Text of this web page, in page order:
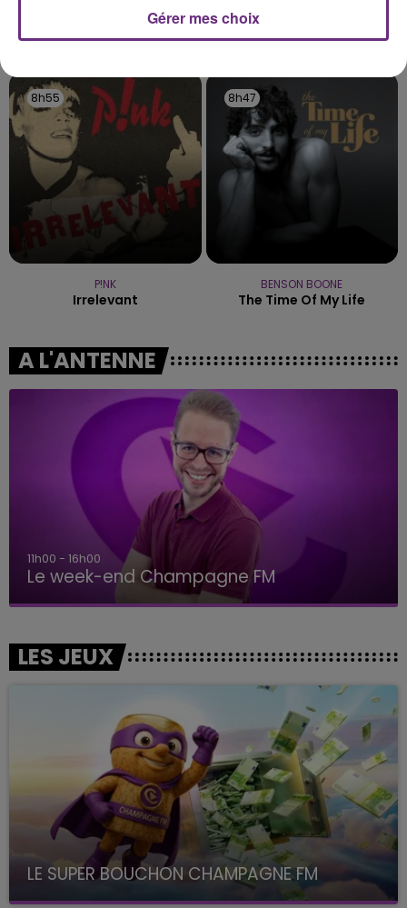
SHAKIRA FEAT. BURNA BOY PIERRE DE MAERE
8h55
8h55
P!NK
Irrelevant
8h47
8h47
BENSON BOONE
The Time Of My Life
A L'ANTENNE
11h00 - 16h00
Le week-end Champagne FM
LES JEUX
LE SUPER BOUCHON CHAMPAGNE FM
avec La Famille Champagne FM, à 8H10
Gérer mes choix